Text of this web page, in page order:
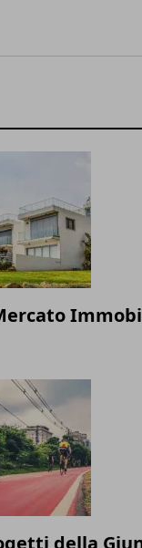
della